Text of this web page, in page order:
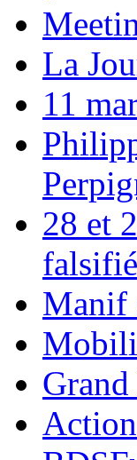
La
11
28 et
Manif